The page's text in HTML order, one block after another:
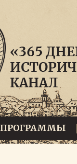
ПРОГРАММЫ